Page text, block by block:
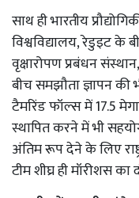
साथ ही भारतीय
विश्वविद्यालय, रेडुइट के
वृक्षारोपण प्रबंधन
बीच समझौता ज्ञापन
टैमरिंड फॉल्स में 17.5
स्थापित करने में भी
अंतिम रूप देने के लिए
टीम शीघ्र ही मॉरीशस का